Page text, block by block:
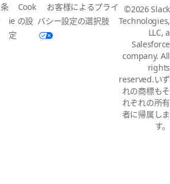
条
Cook
ie の設
定
お客様によるプライ
バシー設定の選択肢
©2026 Slack
Technologies,
LLC, a
Salesforce
company. All
rights
reserved.いず
れの商標もそ
れぞれの所有
者に帰属しま
す。